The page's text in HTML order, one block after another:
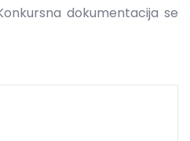
dokumentacija se